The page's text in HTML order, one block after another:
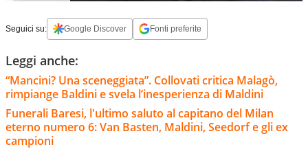
Seguici su: Google Discover Fonti preferite
Leggi anche:
“Mancini? Una sceneggiata”. Collovati critica Malagò,
rimpiange Baldini e svela l’inesperienza di Maldini
Funerali Baresi, l'ultimo saluto al capitano del Milan
eterno numero 6: Van Basten, Maldini, Seedorf e gli ex
campioni